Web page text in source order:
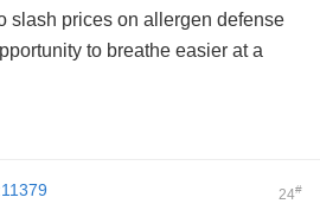
slash prices on allergen defense
to breathe easier at a
24#